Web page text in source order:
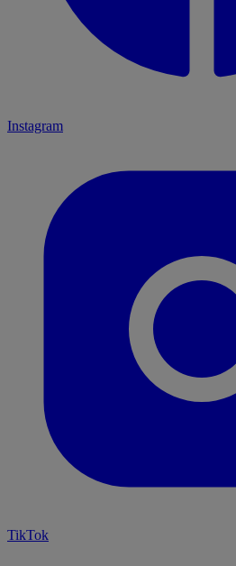
Instagram
TikTok